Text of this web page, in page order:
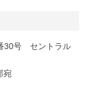
30号 セントラル
宛